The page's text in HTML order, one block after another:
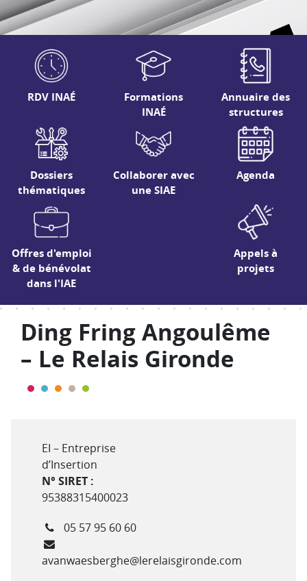
RDV INAÉ
Formations
INAÉ
Annuaire des
structures
Dossiers
thématiques
Collaborer avec
une SIAE
Agenda
Offres d'emploi
& de bénévolat
dans l'IAE
Appels à
projets
Ding Fring Angoulême
– Le Relais Gironde
Type de structure
EI – Entreprise
d’Insertion
N° SIRET :
95388315400023
Téléphone
05 57 95 60 60
Courriel
avanwaesberghe@lerelaisgironde.com